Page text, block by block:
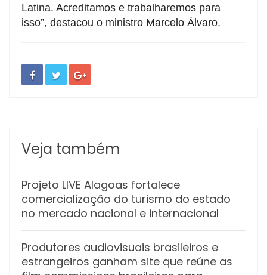
Latina. Acreditamos e trabalharemos para
isso”, destacou o ministro Marcelo Álvaro.
Veja também
Projeto LIVE Alagoas fortalece
comercialização do turismo do estado
no mercado nacional e internacional
Produtores audiovisuais brasileiros e
estrangeiros ganham site que reúne as